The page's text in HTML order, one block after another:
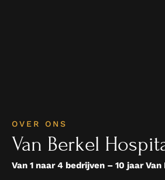
OVER ONS
Van Berkel
Van 1 naar 4 bedrijven – 10 jaar